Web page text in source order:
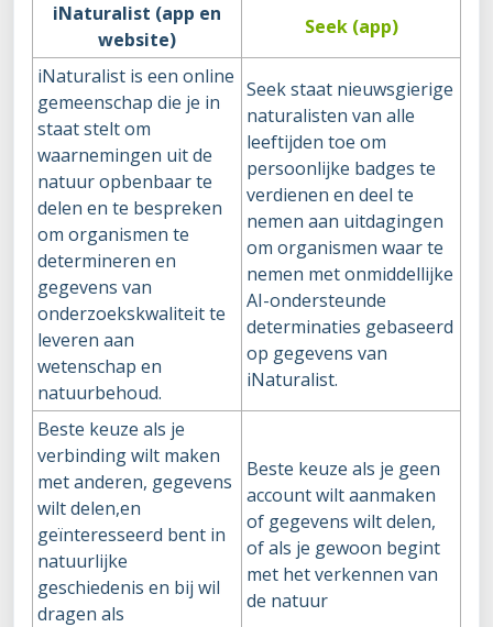
iNaturalist (app en
website)
Seek (app)
iNaturalist is een online
gemeenschap die je in
staat stelt om
waarnemingen uit de
natuur opbenbaar te
delen en te bespreken
om organismen te
determineren en
gegevens van
onderzoekskwaliteit te
leveren aan
wetenschap en
natuurbehoud.
Seek staat nieuwsgierige
naturalisten van alle
leeftijden toe om
persoonlijke badges te
verdienen en deel te
nemen aan uitdagingen
om organismen waar te
nemen met onmiddellijke
AI-ondersteunde
determinaties gebaseerd
op gegevens van
iNaturalist.
Beste keuze als je
verbinding wilt maken
met anderen, gegevens
wilt delen,en
geïnteresseerd bent in
natuurlijke
geschiedenis en bij wil
dragen als
Beste keuze als je geen
account wilt aanmaken
of gegevens wilt delen,
of als je gewoon begint
met het verkennen van
de natuur